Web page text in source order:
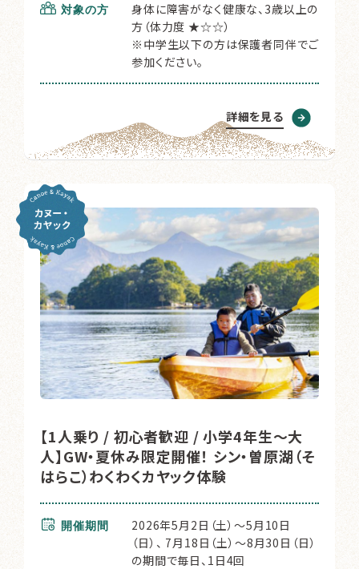
対象の方
身体に障害がなく健康な、3歳以上の
方（体力度 ★☆☆）
※中学生以下の方は保護者同伴でご
参加ください。
詳細を見る
【1人乗り / 初心者歓迎 / 小学4年生～大
人】GW・夏休み限定開催！ シン・曽原湖（そ
はらこ）わくわくカヤック体験
開催期間
2026年5月2日（土）～5月10日
（日）、 7月18日（土）～8月30日（日）
の期間で毎日、1日4回